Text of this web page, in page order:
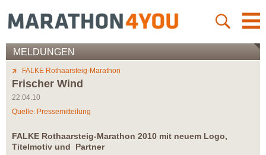
MELDUNGEN
FALKE Rothaarsteig-Marathon
Frischer Wind
22.04.10
Quelle: Pressemitteilung
FALKE Rothaarsteig-Marathon 2010 mit neuem Logo,
Titelmotiv und Partner